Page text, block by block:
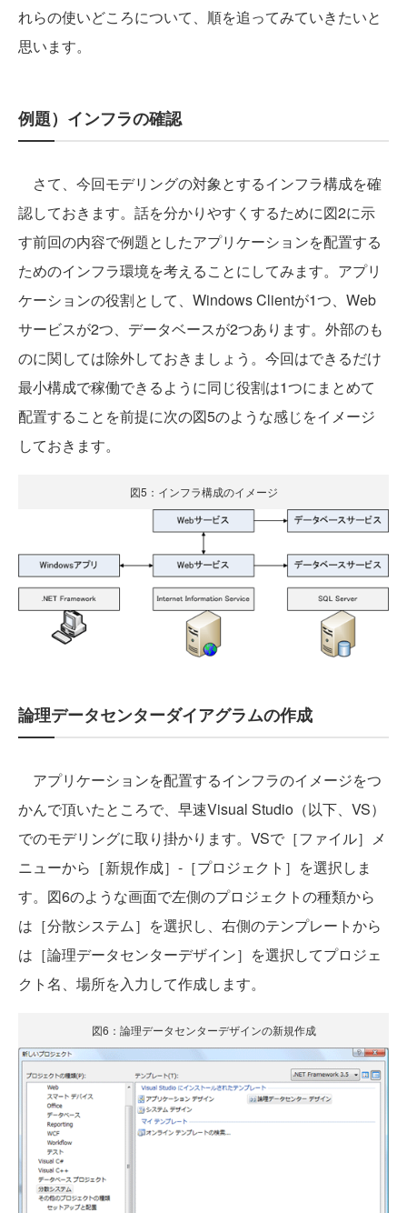
れらの使いどころについて、順を追ってみていきたいと
思います。
例題）インフラの確認
さて、今回モデリングの対象とするインフラ構成を確
認しておきます。話を分かりやすくするために図2に示
す前回の内容で例題としたアプリケーションを配置する
ためのインフラ環境を考えることにしてみます。アプリ
ケーションの役割として、Windows Clientが1つ、Web
サービスが2つ、データベースが2つあります。外部のも
のに関しては除外しておきましょう。今回はできるだけ
最小構成で稼働できるように同じ役割は1つにまとめて
配置することを前提に次の図5のような感じをイメージ
しておきます。
図5：インフラ構成のイメージ
論理データセンターダイアグラムの作成
アプリケーションを配置するインフラのイメージをつ
かんで頂いたところで、早速Visual Studio（以下、VS）
でのモデリングに取り掛かります。VSで［ファイル］メ
ニューから［新規作成］-［プロジェクト］を選択しま
す。図6のような画面で左側のプロジェクトの種類から
は［分散システム］を選択し、右側のテンプレートから
は［論理データセンターデザイン］を選択してプロジェ
クト名、場所を入力して作成します。
図6：論理データセンターデザインの新規作成